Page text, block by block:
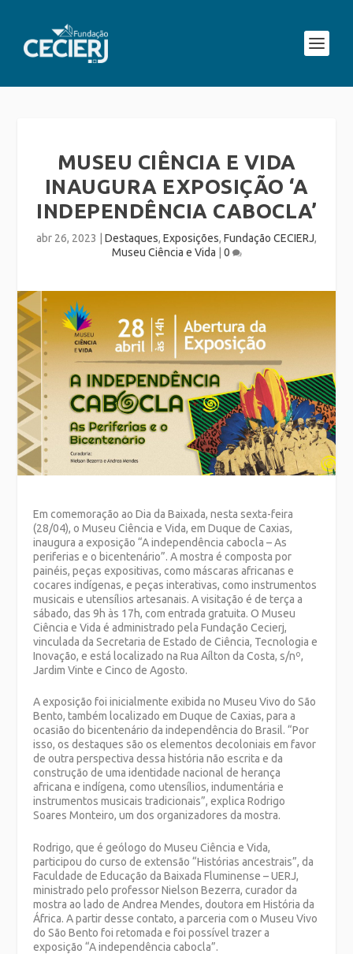
MUSEU CIÊNCIA E VIDA
INAUGURA EXPOSIÇÃO ‘A
INDEPENDÊNCIA CABOCLA’
abr 26, 2023 Destaques, Exposições, Fundação CECIERJ,
Museu Ciência e Vida
0
Em comemoração ao Dia da Baixada, nesta sexta-feira
(28/04), o Museu Ciência e Vida, em Duque de Caxias,
inaugura a exposição “A independência cabocla – As
periferias e o bicentenário”. A mostra é composta por
painéis, peças expositivas, como máscaras africanas e
cocares indígenas, e peças interativas, como instrumentos
musicais e utensílios artesanais. A visitação é de terça a
sábado, das 9h às 17h, com entrada gratuita. O Museu
Ciência e Vida é administrado pela Fundação Cecierj,
vinculada da Secretaria de Estado de Ciência, Tecnologia e
Inovação, e está localizado na Rua Aílton da Costa, s/nº,
Jardim Vinte e Cinco de Agosto.
A exposição foi inicialmente exibida no Museu Vivo do São
Bento, também localizado em Duque de Caxias, para a
ocasião do bicentenário da independência do Brasil. “Por
isso, os destaques são os elementos decoloniais em favor
de outra perspectiva dessa história não escrita e da
construção de uma identidade nacional de herança
africana e indígena, como utensílios, indumentária e
instrumentos musicais tradicionais”, explica Rodrigo
Soares Monteiro, um dos organizadores da mostra.
Rodrigo, que é geólogo do Museu Ciência e Vida,
participou do curso de extensão “Histórias ancestrais”, da
Faculdade de Educação da Baixada Fluminense – UERJ,
ministrado pelo professor Nielson Bezerra, curador da
mostra ao lado de Andrea Mendes, doutora em História da
África. A partir desse contato, a parceria com o Museu Vivo
do São Bento foi retomada e foi possível trazer a
exposição “A independência cabocla”.